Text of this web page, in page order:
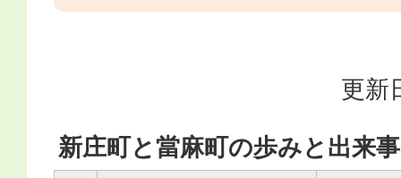
更新
新庄町と當麻町の歩みと出来事